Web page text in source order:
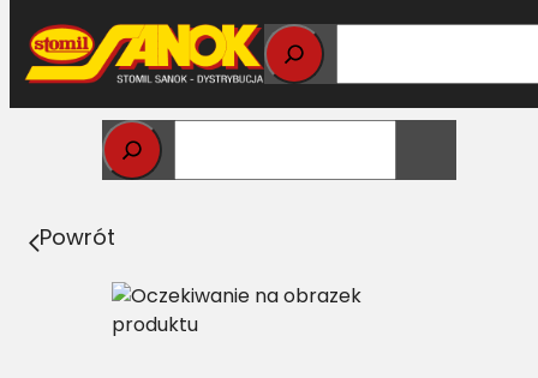
Przejdź
do
treści
Strona główna>
klasyczny MF S0614125 L=L [NH 248332, DF 06210890]
Powrót